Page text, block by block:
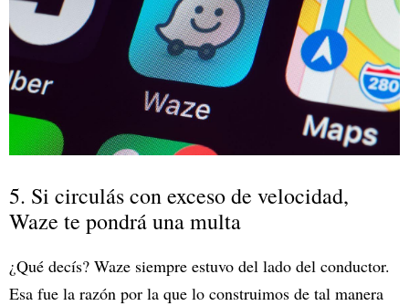
5. Si circulás con exceso de velocidad,
Waze te pondrá una multa
¿Qué decís? Waze siempre estuvo del lado del conductor.
Esa fue la razón por la que lo construimos de tal manera